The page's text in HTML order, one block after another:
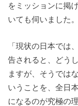
をミッションに掲
いても伺いました。
「現状の日本では
告されると、どう
ますが、そうでは
いうことを、全日
になるのが究極の